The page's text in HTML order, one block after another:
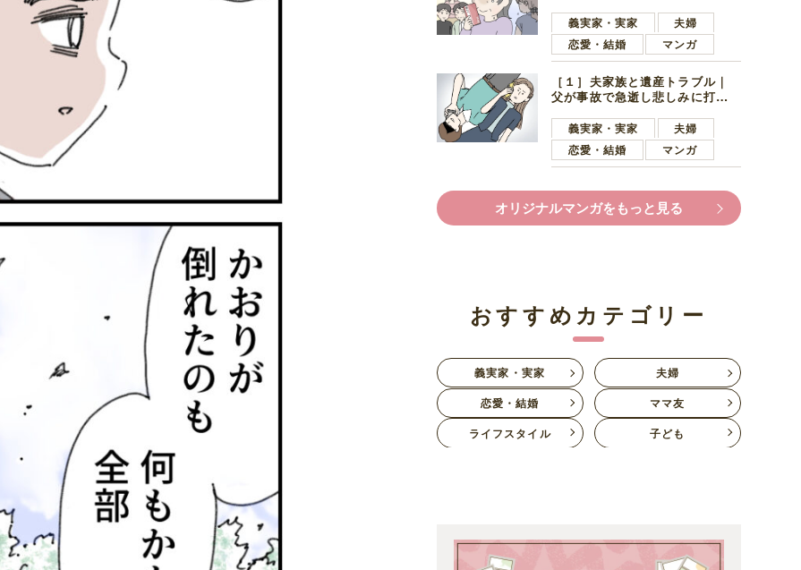
義実家・実家
夫婦
恋愛・結婚
マンガ
［１］夫家族と遺産トラブル｜
父が事故で急逝し悲しみに打ち
ます夫
義実家・実家
夫婦
恋愛・結婚
マンガ
オリジナルマンガをもっと見る
おすすめカテゴリー
義実家・実家
夫婦
恋愛・結婚
ママ友
ライフスタイル
子ども